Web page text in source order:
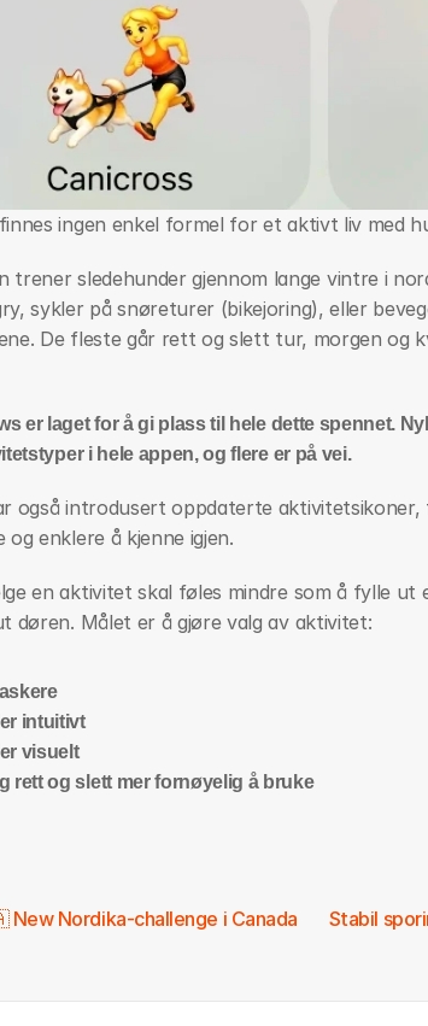
ingen enkel formel for et aktivt liv med
trener sledehunder gjennom lange vintre i
sykler på snøreturer (bikejoring), eller
De fleste går rett og slett tur, morgen og
er laget for å gi plass til hele dette spennet.
i hele appen, og flere er på vei.
også introdusert oppdaterte aktivitetsikoner,
og enklere å kjenne igjen.
en aktivitet skal føles mindre som å fylle ut
døren. Målet er å gjøre valg av aktivitet:
intuitivt
visuelt
rett og slett mer fornøyelig å bruke
New Nordika-challenge i Canada Stabil